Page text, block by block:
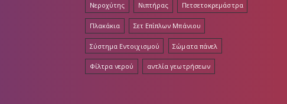
Νεροχύτης Νιπτήρας Πετσετοκρεμάστρα
Πλακάκια Σετ Επίπλων Μπάνιου
Σύστημα Εντοιχισμού Σώματα πάνελ
Φίλτρα νερού αντλία γεωτρήσεων